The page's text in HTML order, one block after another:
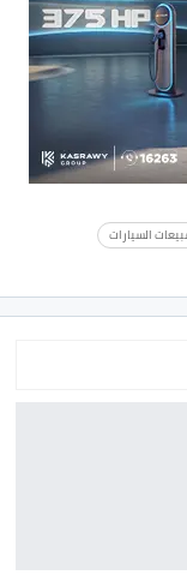
السيارات